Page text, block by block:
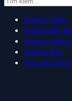
Anime ngầu
Anime độc
Anime nhân
Anime đẹp
Thư viện